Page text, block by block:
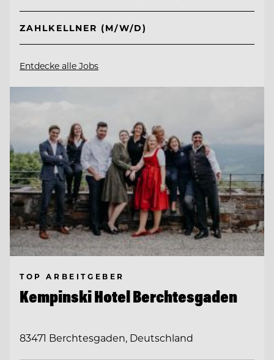
ZAHLKELLNER (M/W/D)
Entdecke alle Jobs
TOP ARBEITGEBER
Kempinski Hotel Berchtesgaden
83471 Berchtesgaden, Deutschland